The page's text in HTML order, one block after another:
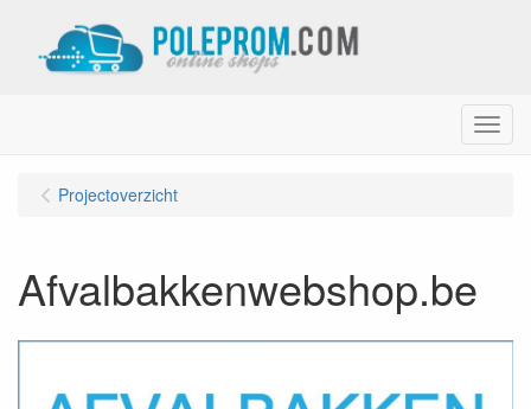
Menu
Projectoverzicht
Afvalbakkenwebshop.be